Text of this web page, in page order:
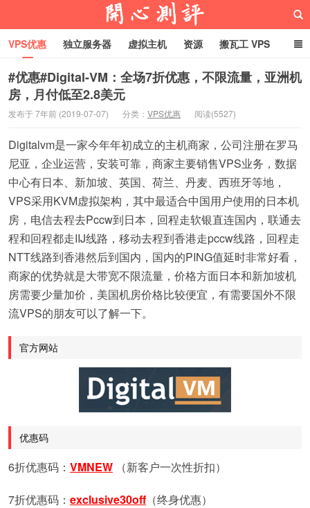
开心VPS测评
VPS优惠 独立服务器 虚拟主机 资源 搬瓦工 VPS
折腾VPS 真实测评 Hostloc趣闻 域名
RackNerd促销套餐
#优惠#Digital-VM：全场7折优惠，不限流量，亚洲机
房，月付低至2.8美元
发布于 7年前 (2019-07-07) 分类： VPS优惠 阅读(5527)
Digitalvm是一家今年年初成立的主机商家，公司注册在罗马
尼亚，企业运营，安装可靠，商家主要销售VPS业务，数据
中心有日本、新加坡、英国、荷兰、丹麦、西班牙等地，
VPS采用KVM虚拟架构，其中最适合中国用户使用的日本机
房，电信去程去Pccw到日本，回程走软银直连国内，联通去
程和回程都走IIJ线路，移动去程到香港走pccw线路，回程走
NTT线路到香港然后到国内，国内的PING值延时非常好看，
商家的优势就是大带宽不限流量，价格方面日本和新加坡机
房需要少量加价，美国机房价格比较便宜，有需要国外不限
流VPS的朋友可以了解一下。
官方网站
优惠码
6折优惠码： VMNEW （新客户一次性折扣）
7折优惠码： exclusive30off （终身优惠）